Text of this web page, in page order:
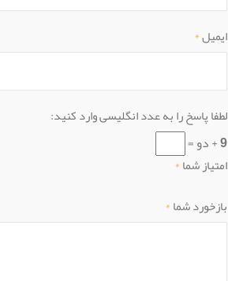
ایمیل*
لطفا پاسخ را به عدد انگلیسی وارد کنید:
9 + دو =
امتیاز شما*
بازخورد شما*